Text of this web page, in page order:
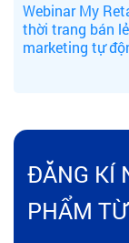
Webinar My
thời trang bán
marketing tự
ĐĂNG KÍ
PHẨM